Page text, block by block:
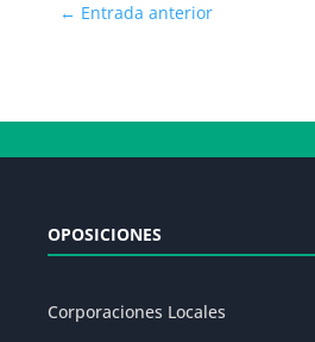
← Entrada anterior
OPOSICIONES
Corporaciones Locales